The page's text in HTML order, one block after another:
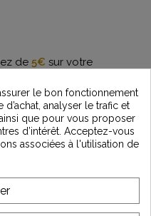
de 5€ sur votre
nouveautés
vous reconnaissez avoir pris
le bon fonctionnement
analyser le trafic et
que pour vous proposer
d’intérêt. Acceptez-vous
associées à l'utilisation de